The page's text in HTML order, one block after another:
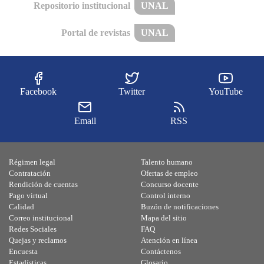
Repositorio institucional UNAL
Portal de revistas UNAL
Facebook Twitter YouTube
Email RSS
Régimen legal
Contratación
Rendición de cuentas
Pago virtual
Calidad
Talento humano
Ofertas de empleo
Concurso docente
Control interno
Buzón de notificaciones
Correo institucional
Redes Sociales
Quejas y reclamos
Encuesta
Mapa del sitio
FAQ
Atención en línea
Contáctenos